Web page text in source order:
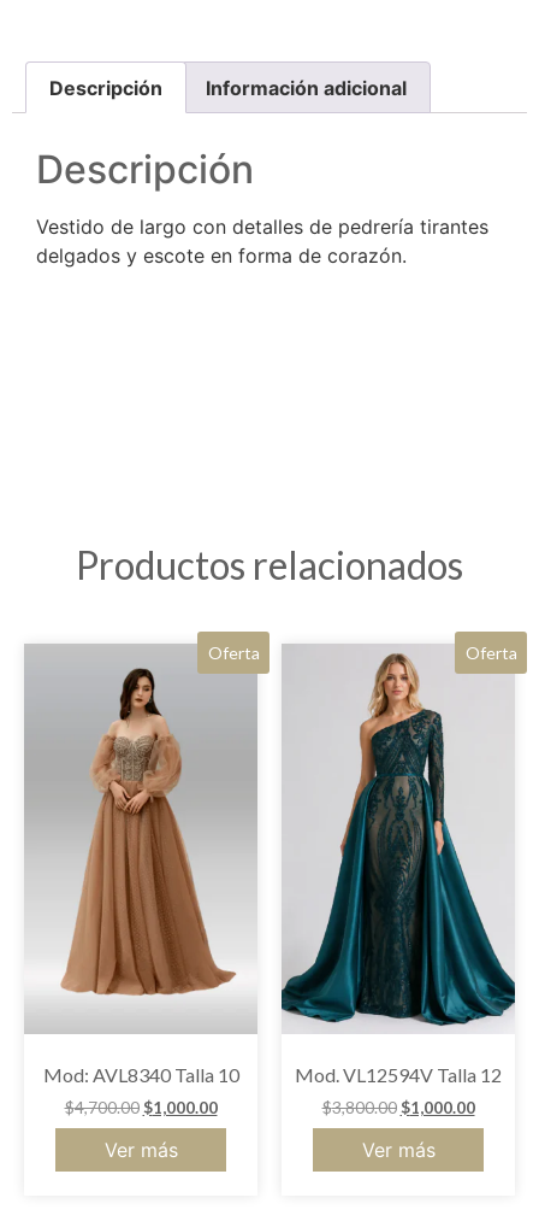
Descripción Información adicional
Descripción
Vestido de largo con detalles de pedrería tirantes
delgados y escote en forma de corazón.
Productos relacionados
Oferta
Mod: AVL8340 Talla 10
$4,700.00 $1,000.00
Ver más
Oferta
Mod. VL12594V Talla 12
$3,800.00 $1,000.00
Ver más